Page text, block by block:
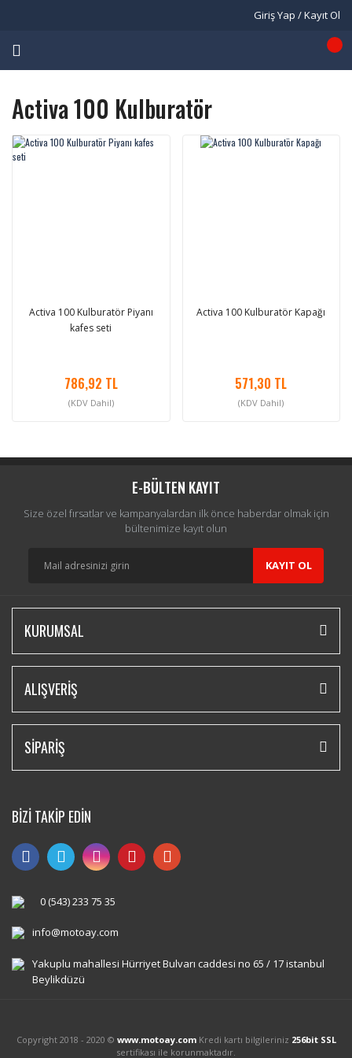
Giriş Yap / Kayıt Ol
Activa 100 Kulburatör
Activa 100 Kulburatör Piyanı
kafes seti
786,92 TL
(KDV Dahil)
Activa 100 Kulburatör Kapağı
571,30 TL
(KDV Dahil)
E-BÜLTEN KAYIT
Size özel fırsatlar ve kampanyalardan ilk önce haberdar olmak için
bültenimize kayıt olun
KAYIT OL
KURUMSAL
ALIŞVERİŞ
SİPARİŞ
BİZİ TAKİP EDİN
0 (543) 233 75 35
info@motoay.com
Yakuplu mahallesi Hürriyet Bulvarı caddesi no 65 / 17 istanbul
Beylikdüzü
Copyright 2018 - 2020 © www.motoay.comKredi kartı bilgileriniz 256bit SSL
sertifikası ile korunmaktadır.